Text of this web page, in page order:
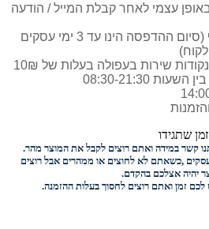
עצמי לאחר קבלת המייל / הודעה
כי הזמנתך מוכנה לאיסוף (סיום ההדפסה הינו עד 3 ימי עסקים
שירות בעפולה בעלות של 10₪
בין השעות 08:30-21:30
שתגידו
קשר במידה ואתם רוצים לקבל את המוצר מהר.
3 ימי עסקים ,כשאתם לא לחוצים או ממהרים אבל רוצים
יהיה אצלכם בהקדם.
לחסוך בעלות ההזמנה.